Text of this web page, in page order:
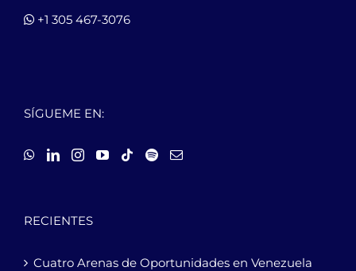
+1 305 467-3076
SÍGUEME EN:
RECIENTES
Cuatro Arenas de Oportunidades en Venezuela